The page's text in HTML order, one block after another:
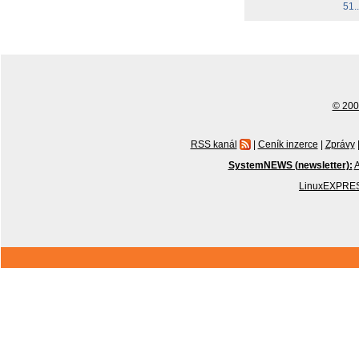
©
RSS kanál | Ceník inzerce | Zprávy |
SystemNEWS (newsletter):